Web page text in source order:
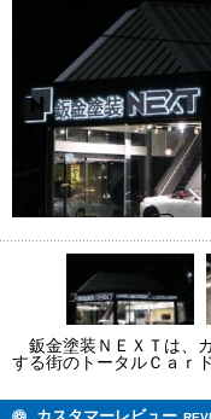
鈑金塗装ＮＥＸＴは、
する街のトータルＣａｒ